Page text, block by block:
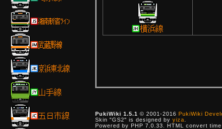
PukiWiki 1.5.1 © 2001-2016 PukiWiki
Skin "GS2" is designed byyiza
Powered by PHP 7.0.33. HTML convert